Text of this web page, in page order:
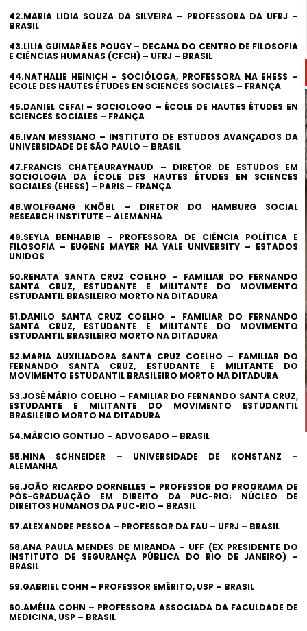
42.MARIA LIDIA SOUZA DA SILVEIRA – PROFESSORA DA UFRJ –
BRASIL
43.LILIA GUIMARÃES POUGY – DECANA DO CENTRO DE FILOSOFIA
E CIÊNCIAS HUMANAS (CFCH) – UFRJ – BRASIL
44.NATHALIE HEINICH – SOCIÓLOGA, PROFESSORA NA EHESS –
ECOLE DES HAUTES ÉTUDES EN SCIENCES SOCIALES – FRANÇA
45.DANIEL CEFAI – SOCIOLOGO – ÉCOLE DE HAUTES ÉTUDES EN
SCIENCES SOCIALES – FRANÇA
46.IVAN MESSIANO – INSTITUTO DE ESTUDOS AVANÇADOS DA
UNIVERSIDADE DE SÃO PAULO – BRASIL
47.FRANCIS CHATEAURAYNAUD – DIRETOR DE ESTUDOS EM
SOCIOLOGIA DA ÉCOLE DES HAUTES ÉTUDES EN SCIENCES
SOCIALES (EHESS) – PARIS – FRANÇA
48.WOLFGANG KNÖBL – DIRETOR DO HAMBURG SOCIAL
RESEARCH INSTITUTE – ALEMANHA
49.SEYLA BENHABIB – PROFESSORA DE CIÊNCIA POLÍTICA E
FILOSOFIA – EUGENE MAYER NA YALE UNIVERSITY – ESTADOS
UNIDOS
50.RENATA SANTA CRUZ COELHO – FAMILIAR DO FERNANDO
SANTA CRUZ, ESTUDANTE E MILITANTE DO MOVIMENTO
ESTUDANTIL BRASILEIRO MORTO NA DITADURA
51.DANILO SANTA CRUZ COELHO – FAMILIAR DO FERNANDO
SANTA CRUZ, ESTUDANTE E MILITANTE DO MOVIMENTO
ESTUDANTIL BRASILEIRO MORTO NA DITADURA
52.MARIA AUXILIADORA SANTA CRUZ COELHO – FAMILIAR DO
FERNANDO SANTA CRUZ, ESTUDANTE E MILITANTE DO
MOVIMENTO ESTUDANTIL BRASILEIRO MORTO NA DITADURA
53.JOSÉ MÁRIO COELHO – FAMILIAR DO FERNANDO SANTA CRUZ,
ESTUDANTE E MILITANTE DO MOVIMENTO ESTUDANTIL
BRASILEIRO MORTO NA DITADURA
54.MÁRCIO GONTIJO – ADVOGADO – BRASIL
55.NINA SCHNEIDER – UNIVERSIDADE DE KONSTANZ –
ALEMANHA
56.JOÃO RICARDO DORNELLES – PROFESSOR DO PROGRAMA DE
PÓS-GRADUAÇÃO EM DIREITO DA PUC-RIO; NÚCLEO DE
DIREITOS HUMANOS DA PUC-RIO – BRASIL
57.ALEXANDRE PESSOA – PROFESSOR DA FAU – UFRJ – BRASIL
58.ANA PAULA MENDES DE MIRANDA – UFF (EX PRESIDENTE DO
INSTITUTO DE SEGURANÇA PÚBLICA DO RIO DE JANEIRO) –
BRASIL
59.GABRIEL COHN – PROFESSOR EMÉRITO, USP – BRASIL
60.AMÉLIA COHN – PROFESSORA ASSOCIADA DA FACULDADE DE
MEDICINA, USP – BRASIL